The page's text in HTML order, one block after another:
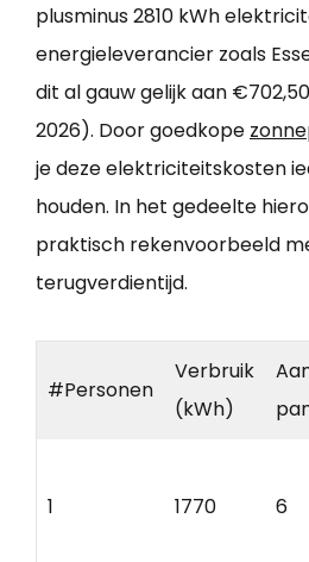
plusminus 2810 kWh
energieleverancier zoals
dit al gauw gelijk aan
2026). Door goedkope
je deze elektriciteitskosten
houden. In het gedeelte
praktisch rekenvoorbeeld
terugverdientijd.
#Personen
Verbruik
(kWh)
1 1770 6